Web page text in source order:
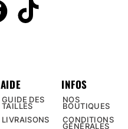
AIDE
GUIDE DES
TAILLES
LIVRAISONS
INFOS
NOS
BOUTIQUES
CONDITIONS
GÉNÉRALES